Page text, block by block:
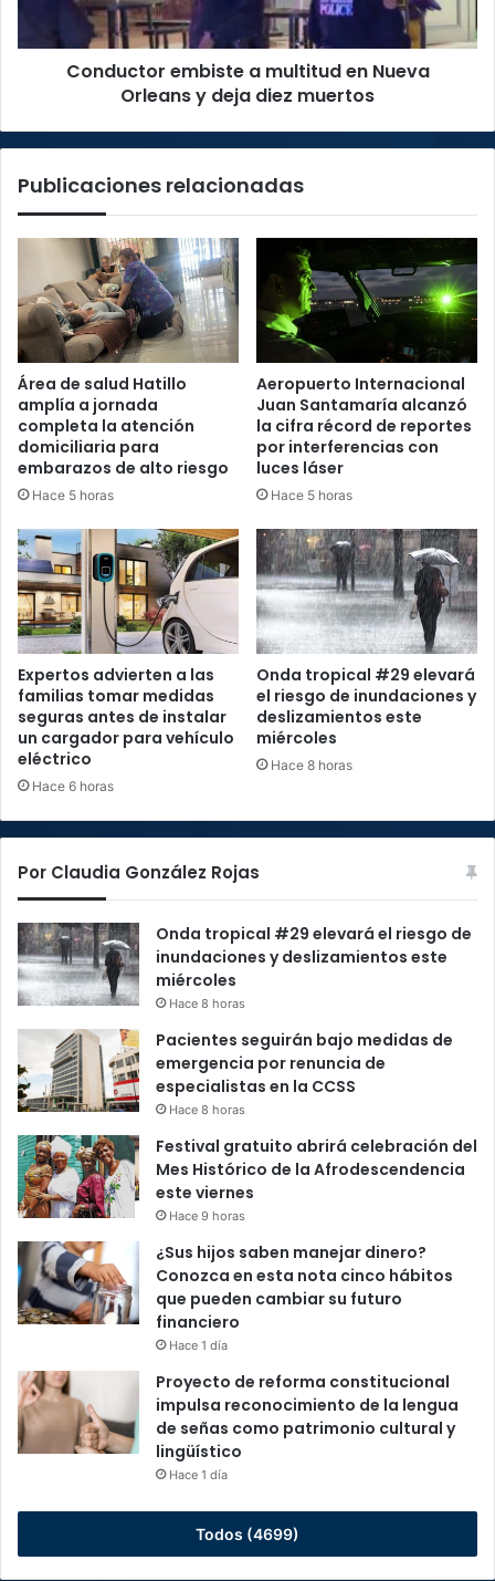
deja
Conductor embiste a multitud en Nueva
Orleans y deja diez muertos
Publicaciones relacionadas
Área de salud Hatillo
amplía a jornada
completa la atención
domiciliaria para
embarazos de alto riesgo
Hace 5 horas
Aeropuerto Internacional
Juan Santamaría alcanzó
la cifra récord de reportes
por interferencias con
luces láser
Hace 5 horas
Expertos advierten a las
familias tomar medidas
seguras antes de instalar
un cargador para vehículo
eléctrico
Hace 6 horas
Onda tropical #29 elevará
el riesgo de inundaciones y
deslizamientos este
miércoles
Hace 8 horas
Por Claudia González Rojas
Onda tropical #29 elevará el riesgo de
inundaciones y deslizamientos este
miércoles
Hace 8 horas
Pacientes seguirán bajo medidas de
emergencia por renuncia de
especialistas en la CCSS
Hace 8 horas
Festival gratuito abrirá celebración del
Mes Histórico de la Afrodescendencia
este viernes
Hace 9 horas
¿Sus hijos saben manejar dinero?
Conozca en esta nota cinco hábitos
que pueden cambiar su futuro
financiero
Hace 1 día
Proyecto de reforma constitucional
impulsa reconocimiento de la lengua
de señas como patrimonio cultural y
lingüístico
Hace 1 día
Todos (4699)